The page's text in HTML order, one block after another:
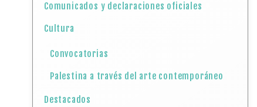
Comunicados y declaraciones oficiales
Cultura
Convocatorias
Palestina a través del arte contemporáneo
Destacados